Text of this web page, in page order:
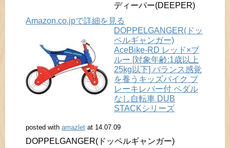
ディーパー(DEEPER)
Amazon.co.jpで詳細を見る
DOPPELGANGER(ドッ
ペルギャンガー)
AceBike-RD レッド×ブ
ルー [対象年齢:1歳以上
25kg以下] バランス感覚
を養うキッズバイク ブ
レーキレバー付 ペダル
なし自転車 DUB
STACKシリーズ
posted with amazlet at 14.07.09
DOPPELGANGER(ドッペルギャンガー)